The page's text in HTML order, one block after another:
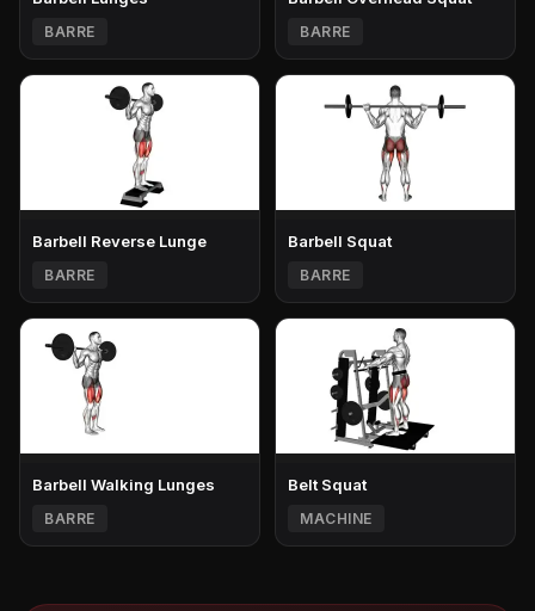
BARRE BARRE
Barbell Reverse Lunge
BARRE
Barbell Squat
BARRE
Barbell Walking Lunges
BARRE
Belt Squat
MACHINE